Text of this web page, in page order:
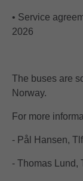
• Service
2026
The buses are
Norway.
For more
- Pål Hansen,
- Thomas Lund,